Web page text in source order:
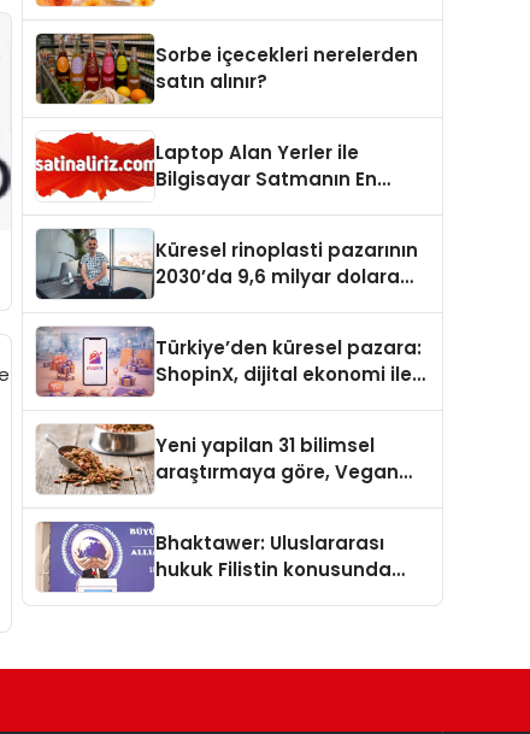
Sorbe içecekleri nerelerden
satın alınır?
Laptop Alan Yerler ile
Bilgisayar Satmanın En
Küresel rinoplasti pazarının
2030’da 9,6 milyar dolara
Türkiye’den küresel pazara:
ShopinX, dijital ekonomi ile
Yeni yapilan 31 bilimsel
araştırmaya göre, Vegan
Sindirildiğini Ortaya Koydu
Bhaktawer: Uluslararası
hukuk Filistin konusunda